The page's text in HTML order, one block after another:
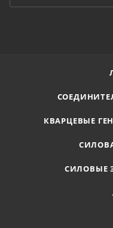
КВАРЦЕВЫЕ
СИЛОВЫЕ